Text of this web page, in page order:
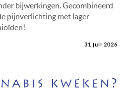
bijwerkingen. Gecombineerd
pijnverlichting met lager
31 juli 2026